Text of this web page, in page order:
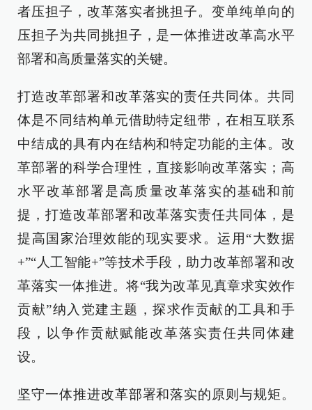
者压担子，改革落实者挑担子。变单纯单向的
压担子为共同挑担子，是一体推进改革高水平
部署和高质量落实的关键。
打造改革部署和改革落实的责任共同体。共同
体是不同结构单元借助特定纽带，在相互联系
中结成的具有内在结构和特定功能的主体。改
革部署的科学合理性，直接影响改革落实；高
水平改革部署是高质量改革落实的基础和前
提，打造改革部署和改革落实责任共同体，是
提高国家治理效能的现实要求。运用“大数据
+”“人工智能+”等技术手段，助力改革部署和改
革落实一体推进。将“我为改革见真章求实效作
贡献”纳入党建主题，探求作贡献的工具和手
段，以争作贡献赋能改革落实责任共同体建
设。
坚守一体推进改革部署和落实的原则与规矩。